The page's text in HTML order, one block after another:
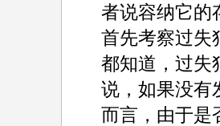
者说容纳它的
首先考察过失
都知道，过失
说，如果没有
而言，由于是